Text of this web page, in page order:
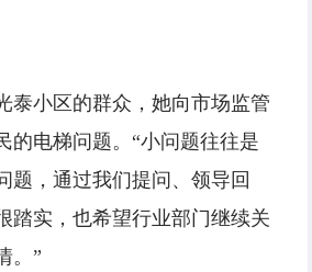
泰小区的群众，她向市场监管
的电梯问题。“小问题往往是
题，通过我们提问、领导回
踏实，也希望行业部门继续关
。”